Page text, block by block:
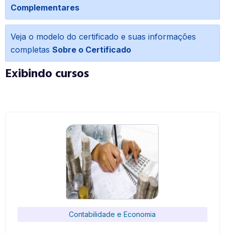
Complementares
Veja o modelo do certificado e suas informações
completas Sobre o Certificado
Exibindo cursos
Contabilidade e Economia